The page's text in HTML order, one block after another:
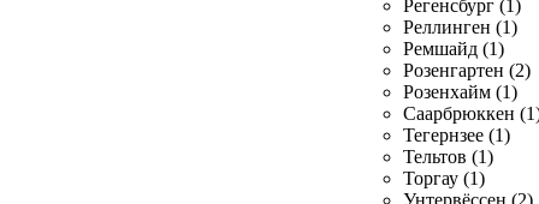
Регенсбург (1)
Реллинген (1)
Ремшайд (1)
Розенгартен (2)
Розенхайм (1)
Саарбрюккен
Тегернзее (1)
Тельтов (1)
Торгау (1)
Унтервёссен (2)